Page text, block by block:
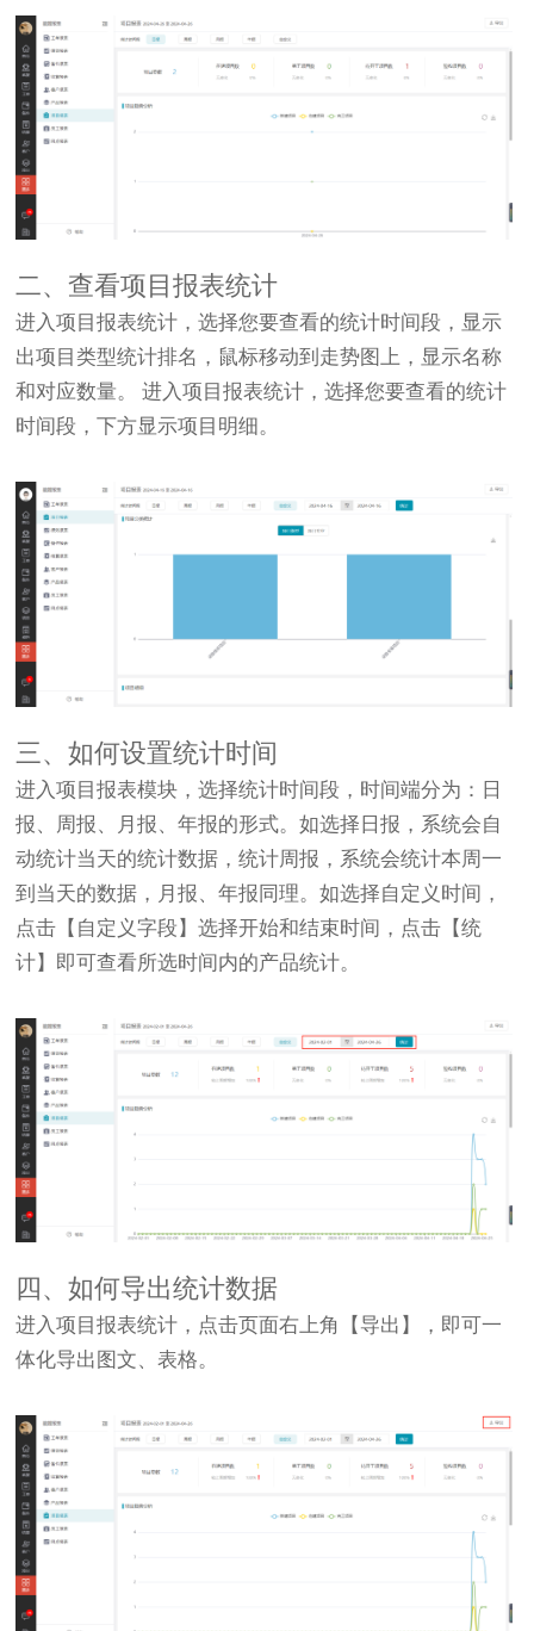
二、查看项目报表统计
进入项目报表统计，选择您要查看的统计时间段，显示
出项目类型统计排名，鼠标移动到走势图上，显示名称
和对应数量。 进入项目报表统计，选择您要查看的统计
时间段，下方显示项目明细。
三、如何设置统计时间
进入项目报表模块，选择统计时间段，时间端分为：日
报、周报、月报、年报的形式。如选择日报，系统会自
动统计当天的统计数据，统计周报，系统会统计本周一
到当天的数据，月报、年报同理。如选择自定义时间，
点击【自定义字段】选择开始和结束时间，点击【统
计】即可查看所选时间内的产品统计。
四、如何导出统计数据
进入项目报表统计，点击页面右上角【导出】，即可一
体化导出图文、表格。